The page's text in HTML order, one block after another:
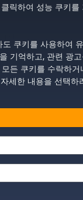
릭하여 성능 쿠키를
쿠키를 사용하여
기억하고, 관련 광
든 쿠키를 수락하거
자세한 내용을 선택하